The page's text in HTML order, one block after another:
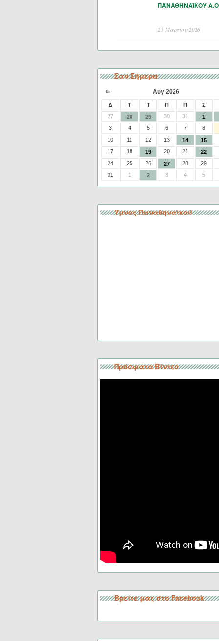
ΠΑΝΑΘΗΝΑΪΚΟΥ Α.Ο
25 Μαρτίου 2026
Σαν Σήμερα
⇐ Αυγ 2026
Δ Τ Τ Π Π
Σ
27
28 29 30 31
1
3
4 5 6 7
8
10
11 12 13 14
15
17
18 19 20 21
22
24
25 26 27 28
29
31
1 2 3 4 5
Ύμνος Παναθηναϊκού
Πρόσφατα Βίντεο
Βρείτε μας στο Facebook